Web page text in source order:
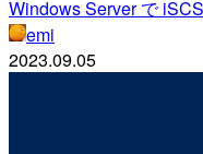
Windows Server で
emi
2023.09.05